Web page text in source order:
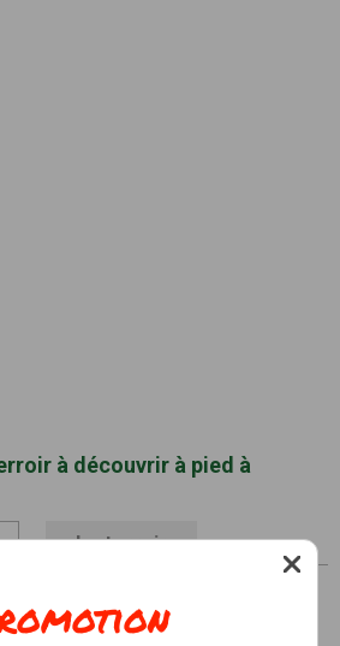
à découvrir à pied à
Le terroir